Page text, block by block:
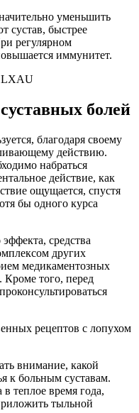
уменьшить
сустав, быстрее
регулярном
иммунитет.
болей
благодаря своему
действию.
набраться
действие, как
ощущается, спустя
бы одного курса
средства
других
медикаментозных
Кроме того, перед
рецептов с лопухом
внимание, какой
к больным суставам.
теплое время года,
тыльной